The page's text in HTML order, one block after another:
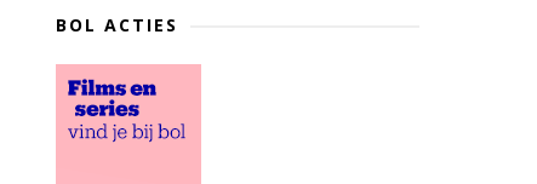
BOL ACTIES